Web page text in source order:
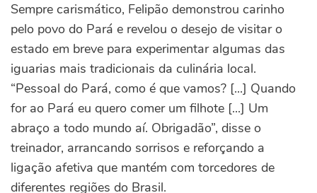
Sempre carismático, Felipão demonstrou carinho
pelo povo do Pará e revelou o desejo de visitar o
estado em breve para experimentar algumas das
iguarias mais tradicionais da culinária local.
“Pessoal do Pará, como é que vamos? [...] Quando
for ao Pará eu quero comer um filhote [...] Um
abraço a todo mundo aí. Obrigadão”, disse o
treinador, arrancando sorrisos e reforçando a
ligação afetiva que mantém com torcedores de
diferentes regiões do Brasil.